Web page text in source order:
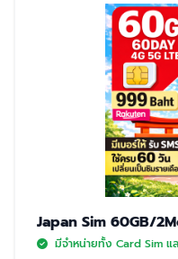
Japan Sim 60GB/
มีจำหน่ายทั้ง Card Sim แ